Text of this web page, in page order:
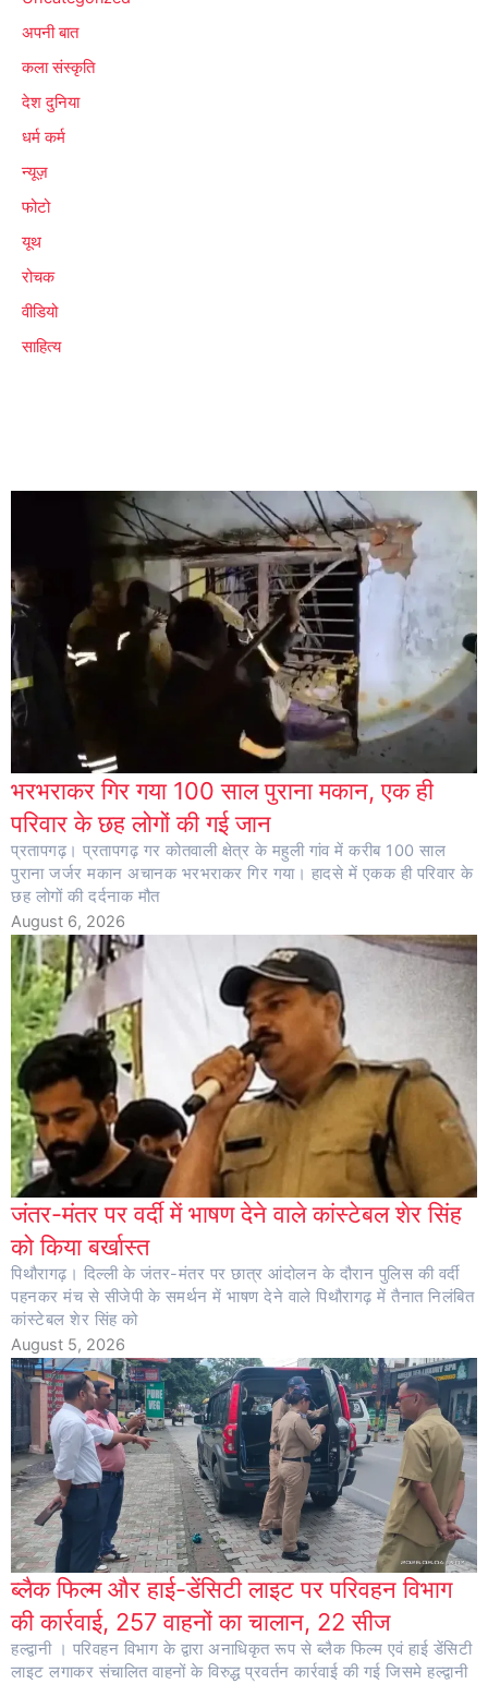
अपनी बात
कला संस्कृति
देश दुनिया
धर्म कर्म
न्यूज़
फोटो
यूथ
रोचक
वीडियो
साहित्य
भरभराकर गिर गया 100 साल पुराना मकान, एक ही
परिवार के छह लोगों की गई जान
प्रतापगढ़। प्रतापगढ़ गर कोतवाली क्षेत्र के महुली गांव में करीब 100 साल
पुराना जर्जर मकान अचानक भरभराकर गिर गया। हादसे में एकक ही परिवार के
छह लोगों की दर्दनाक मौत
August 6, 2026
जंतर-मंतर पर वर्दी में भाषण देने वाले कांस्टेबल शेर सिंह
को किया बर्खास्त
पिथौरागढ़। दिल्ली के जंतर-मंतर पर छात्र आंदोलन के दौरान पुलिस की वर्दी
पहनकर मंच से सीजेपी के समर्थन में भाषण देने वाले पिथौरागढ़ में तैनात निलंबित
कांस्टेबल शेर सिंह को
August 5, 2026
ब्लैक फिल्म और हाई-डेंसिटी लाइट पर परिवहन विभाग
की कार्रवाई, 257 वाहनों का चालान, 22 सीज
हल्द्वानी । परिवहन विभाग के द्वारा अनाधिकृत रूप से ब्लैक फिल्म एवं हाई डेंसिटी
लाइट लगाकर संचालित वाहनों के विरुद्ध प्रवर्तन कार्रवाई की गई जिसमे हल्द्वानी